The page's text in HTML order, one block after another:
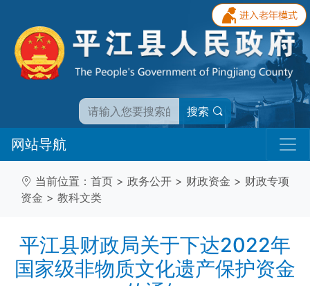
搜索
网站导航
当前位置： 首页 > 政务公开 > 财政资金 > 财政专项
资金 > 教科文类
平江县财政局关于下达2022年
国家级非物质文化遗产保护资金